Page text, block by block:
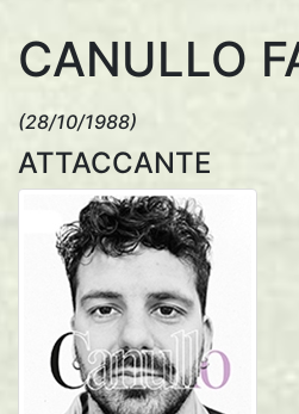
CANULLO
(28/10/1988)
ATTACCANTE